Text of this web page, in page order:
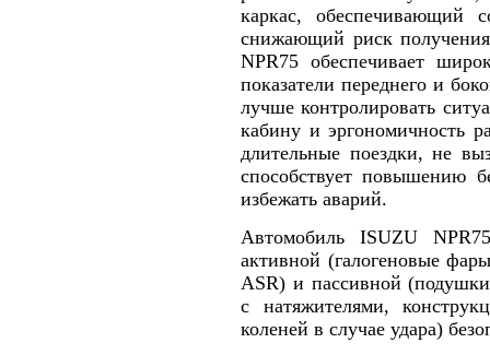
каркас, обеспечивающий
снижающий риск
NPR75 обеспечивает
показатели переднего и
лучше контролировать
кабину и эргономичность
длительные поездки, не
способствует повышению
избежать аварий.
Автомобиль ISUZU
активной (галогеновые
ASR) и пассивной (подушки
с натяжителями,
коленей в случае удара)